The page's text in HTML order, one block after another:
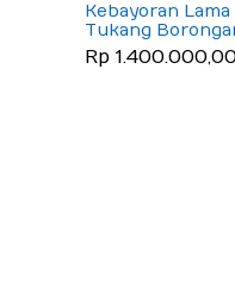
Kebayoran Lama
Tukang
Bangun Rumah
Bergaransi
Rp